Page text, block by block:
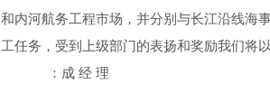
和内河航务工程市场，并分别与长江沿线海
工任务，受到上级部门的表扬和奖励我们将
：成 经 理